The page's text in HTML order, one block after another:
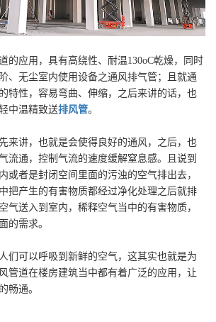
的应用，具有高绕性、耐温130oC乾燥，同时
、无尘室内使用设备之通风排气管；且就通
特性，容易弯曲、伸缩，之后来讲的话，也
中温精致送排风管。
来讲，也就是会使得良好的通风，之后，也
流通，控制气流的速度缓解窒息感。且说到
或者是封闭空间里面的污浊的空气排出去，
把产生的有害物质都经过净化处理之后就排
气送入到室内，稀释空气当中的有害物质，
的需求。
们可以呼吸到新鲜的空气，这其实也就是为
管道在楼房建筑当中都有着广泛的应用，让
畅通。